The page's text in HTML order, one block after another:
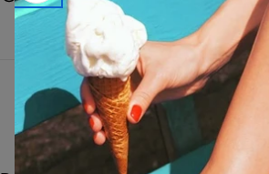
Características